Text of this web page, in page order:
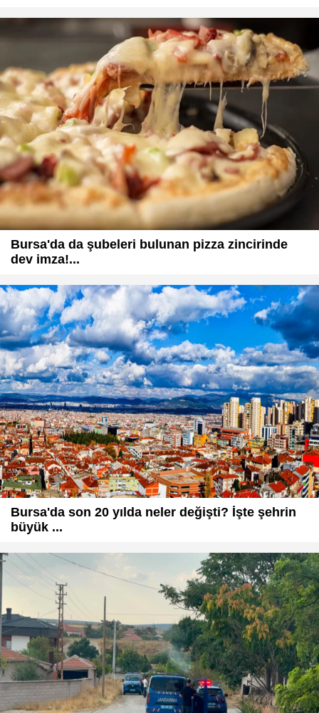
Bursa'da da şubeleri bulunan pizza zincirinde
dev imza!...
Bursa'da son 20 yılda neler değişti? İşte şehrin
büyük ...